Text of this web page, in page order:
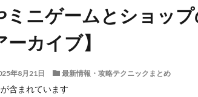
ミニゲームとショッ
ーカイブ】
年8月21日 最新情報・攻略テクニックまとめ
含まれています